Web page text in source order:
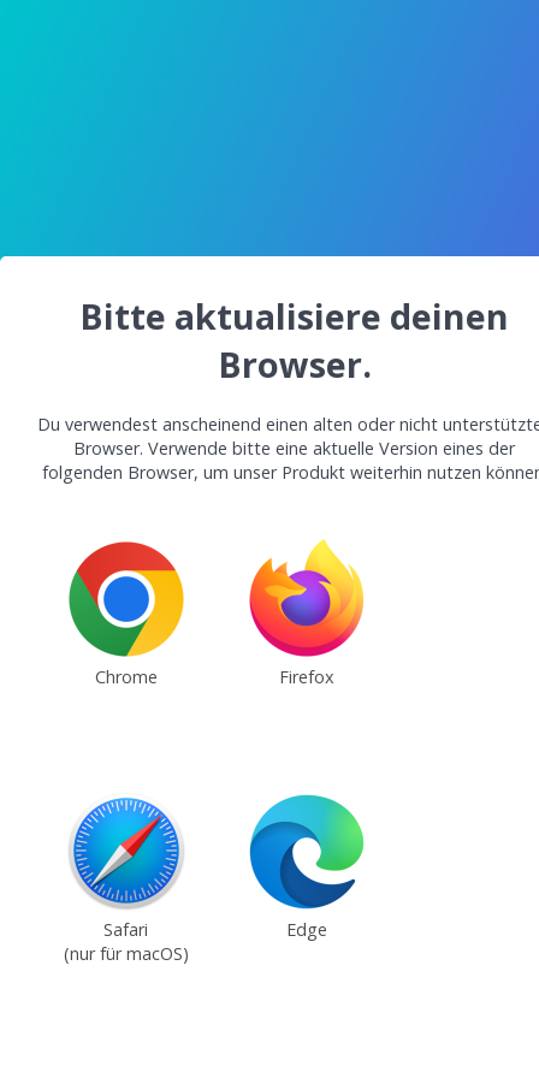
Bitte aktualisiere deinen
Browser.
Du verwendest anscheinend einen alten oder nicht
Browser. Verwende bitte eine aktuelle Version eines der
folgenden Browser, um unser Produkt weiterhin nutzen
Chrome Firefox
Safari
(nur für macOS)
Edge